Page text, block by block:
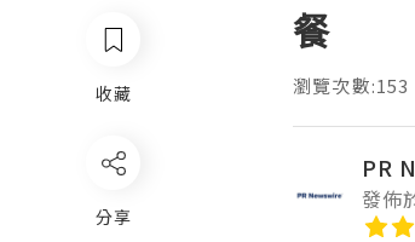
餐
瀏覽次數:153
PR
發佈
收藏
分享